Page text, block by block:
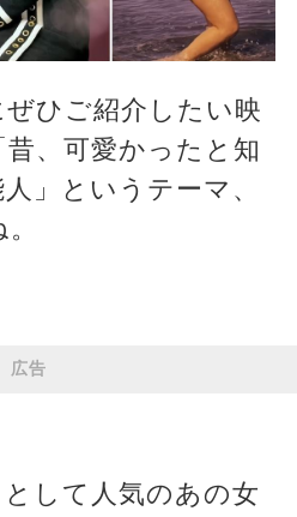
ひご紹介したい映
、可愛かったと知
」というテーマ、
広告
して人気のあの女